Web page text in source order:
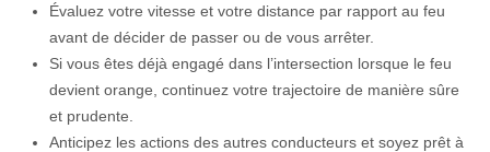
Évaluez votre vitesse et votre distance par rapport au feu
avant de décider de passer ou de vous arrêter.
Si vous êtes déjà engagé dans l’intersection lorsque le feu
devient orange, continuez votre trajectoire de manière sûre
et prudente.
Anticipez les actions des autres conducteurs et soyez prêt à